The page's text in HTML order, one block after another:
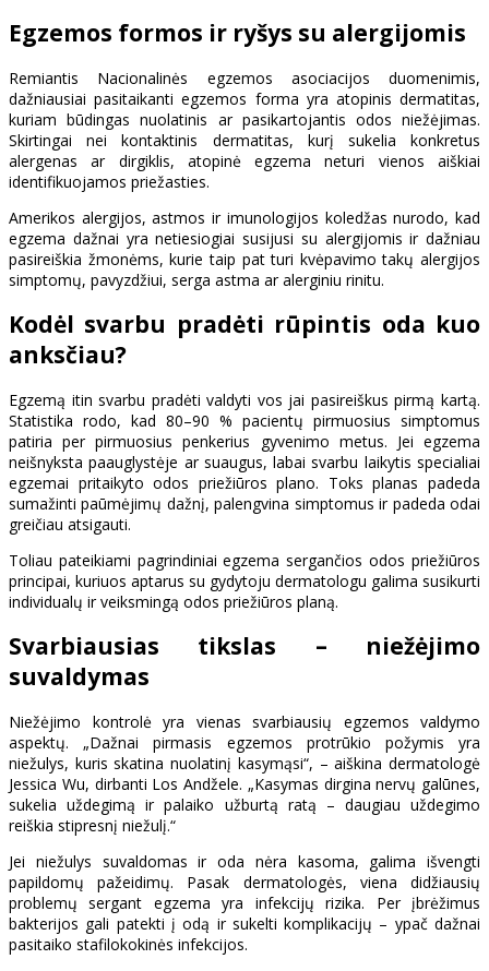
Egzemos formos ir ryšys su alergijomis
Remiantis Nacionalinės egzemos asociacijos duomenimis,
dažniausiai pasitaikanti egzemos forma yra atopinis dermatitas,
kuriam būdingas nuolatinis ar pasikartojantis odos niežėjimas.
Skirtingai nei kontaktinis dermatitas, kurį sukelia konkretus
alergenas ar dirgiklis, atopinė egzema neturi vienos aiškiai
identifikuojamos priežasties.
Amerikos alergijos, astmos ir imunologijos koledžas nurodo, kad
egzema dažnai yra netiesiogiai susijusi su alergijomis ir dažniau
pasireiškia žmonėms, kurie taip pat turi kvėpavimo takų alergijos
simptomų, pavyzdžiui, serga astma ar alerginiu rinitu.
Kodėl svarbu pradėti rūpintis oda kuo
anksčiau?
Egzemą itin svarbu pradėti valdyti vos jai pasireiškus pirmą kartą.
Statistika rodo, kad 80–90 % pacientų pirmuosius simptomus
patiria per pirmuosius penkerius gyvenimo metus. Jei egzema
neišnyksta paauglystėje ar suaugus, labai svarbu laikytis specialiai
egzemai pritaikyto odos priežiūros plano. Toks planas padeda
sumažinti paūmėjimų dažnį, palengvina simptomus ir padeda odai
greičiau atsigauti.
Toliau pateikiami pagrindiniai egzema sergančios odos priežiūros
principai, kuriuos aptarus su gydytoju dermatologu galima susikurti
individualų ir veiksmingą odos priežiūros planą.
Svarbiausias tikslas – niežėjimo
suvaldymas
Niežėjimo kontrolė yra vienas svarbiausių egzemos valdymo
aspektų. „Dažnai pirmasis egzemos protrūkio požymis yra
niežulys, kuris skatina nuolatinį kasymąsi“, – aiškina dermatologė
Jessica Wu, dirbanti Los Andžele. „Kasymas dirgina nervų galūnes,
sukelia uždegimą ir palaiko užburtą ratą – daugiau uždegimo
reiškia stipresnį niežulį.“
Jei niežulys suvaldomas ir oda nėra kasoma, galima išvengti
papildomų pažeidimų. Pasak dermatologės, viena didžiausių
problemų sergant egzema yra infekcijų rizika. Per įbrėžimus
bakterijos gali patekti į odą ir sukelti komplikacijų – ypač dažnai
pasitaiko stafilokokinės infekcijos.